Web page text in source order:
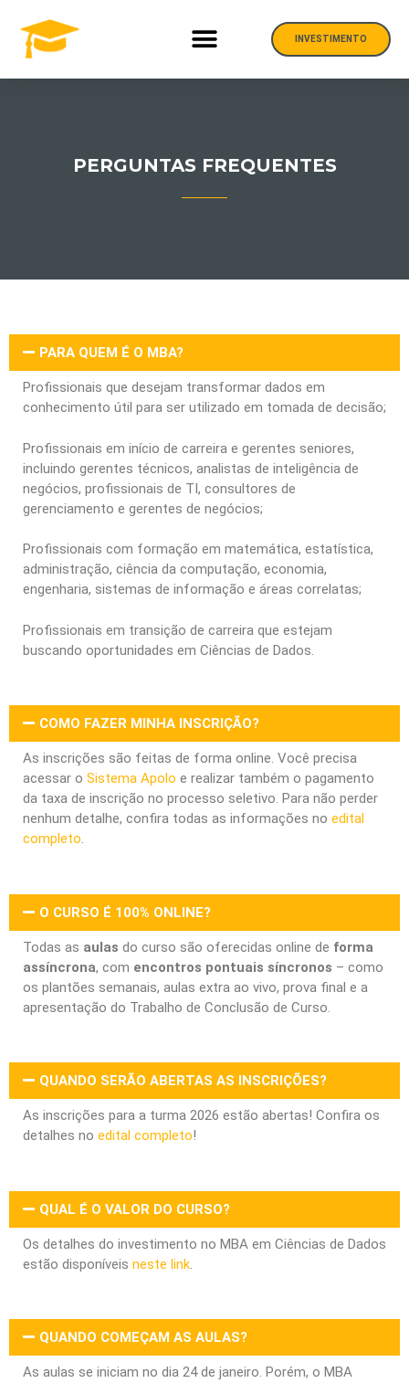
INVESTIMENTO
PERGUNTAS FREQUENTES
PARA QUEM É O MBA?
Profissionais que desejam transformar dados em
conhecimento útil para ser utilizado em tomada de decisão;
Profissionais em início de carreira e gerentes seniores,
incluindo gerentes técnicos, analistas de inteligência de
negócios, profissionais de TI, consultores de
gerenciamento e gerentes de negócios;
Profissionais com formação em matemática, estatística,
administração, ciência da computação, economia,
engenharia, sistemas de informação e áreas correlatas;
Profissionais em transição de carreira que estejam
buscando oportunidades em Ciências de Dados.
COMO FAZER MINHA INSCRIÇÃO?
As inscrições são feitas de forma online. Você precisa
acessar o Sistema Apolo e realizar também o pagamento
da taxa de inscrição no processo seletivo. Para não perder
nenhum detalhe, confira todas as informações no edital
completo.
O CURSO É 100% ONLINE?
Todas as aulas do curso são oferecidas online de forma
assíncrona, com encontros pontuais síncronos – como
os plantões semanais, aulas extra ao vivo, prova final e a
apresentação do Trabalho de Conclusão de Curso.
QUANDO SERÃO ABERTAS AS INSCRIÇÕES?
As inscrições para a turma 2026 estão abertas! Confira os
detalhes no edital completo!
QUAL É O VALOR DO CURSO?
Os detalhes do investimento no MBA em Ciências de Dados
estão disponíveis neste link.
QUANDO COMEÇAM AS AULAS?
As aulas se iniciam no dia 24 de janeiro. Porém, o MBA